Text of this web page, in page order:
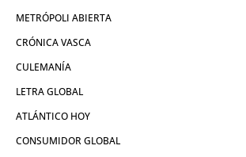
METRÓPOLI ABIERTA
CRÓNICA VASCA
CULEMANÍA
LETRA GLOBAL
ATLÁNTICO HOY
CONSUMIDOR GLOBAL